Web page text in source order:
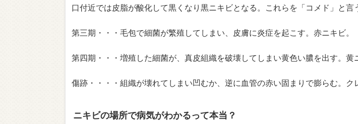
口付近では皮脂が酸化して黒くなり黒ニキビとなる。これらを「コメド」と言
第三期・・・毛包で細菌が繁殖してしまい、皮膚に炎症を起こす。赤ニキビ。
第四期・・・増殖した細菌が、真皮組織を破壊してしまい黄色い膿を出す。黄
傷跡・・・・組織が壊れてしまい凹むか、逆に血管の赤い固まりで膨らむ。ク
ニキビの場所で病気がわかるって本当？